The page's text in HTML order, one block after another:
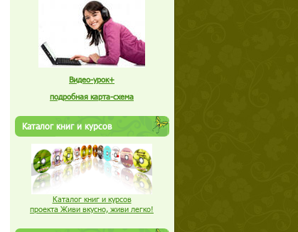
Видео-урок+
подробная карта-схема
Каталог книг и курсов
Каталог книг и курсов
проекта Живи вкусно, живи легко!